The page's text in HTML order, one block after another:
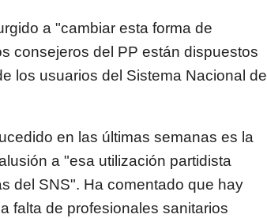
a "cambiar esta forma de
consejeros del PP están dispuestos
los usuarios del Sistema Nacional de
en las últimas semanas es la
a "esa utilización partidista
del SNS". Ha comentado que hay
falta de profesionales sanitarios